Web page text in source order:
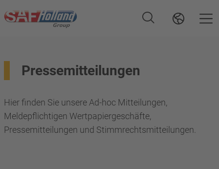
Pressemitteilungen
Hier finden Sie unsere Ad-hoc Mitteilungen,
Meldepflichtigen Wertpapiergeschäfte,
Pressemitteilungen und Stimmrechtsmitteilungen.